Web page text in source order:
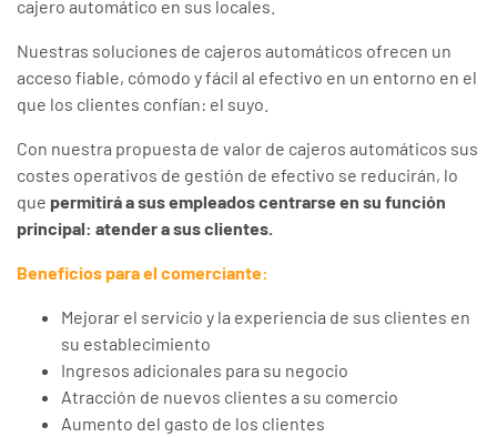
cajero automático en sus locales.
Nuestras soluciones de cajeros automáticos ofrecen un
acceso fiable, cómodo y fácil al efectivo en un entorno en el
que los clientes confían: el suyo.
Con nuestra propuesta de valor de cajeros automáticos sus
costes operativos de gestión de efectivo se reducirán, lo
que permitirá a sus empleados centrarse en su función
principal: atender a sus clientes.
Beneficios para el comerciante:
Mejorar el servicio y la experiencia de sus clientes en
su establecimiento
Ingresos adicionales para su negocio
Atracción de nuevos clientes a su comercio
Aumento del gasto de los clientes